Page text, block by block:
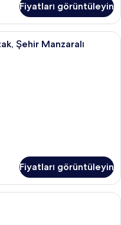
Fiyatları görüntüleyin
alerjik yatak takımı, odada kasa,
Şehir Manzaralı
Fiyatları görüntüleyin